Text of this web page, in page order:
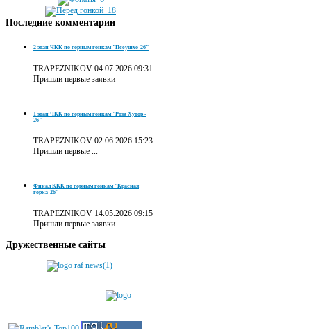
Последние комментарии
2 этап ЧКК по горным гонкам "Псеушхо-26"
TRAPEZNIKOV 04.07.2026 09:31
Пришли первые заявки
1 этап ЧКК по горным гонкам "Роза Хутор -
26"
TRAPEZNIKOV 02.06.2026 15:23
Пришли первые ...
Финал ККК по горным гонкам "Красная
горка-26"
TRAPEZNIKOV 14.05.2026 09:15
Пришли первые заявки
Дружественные сайты